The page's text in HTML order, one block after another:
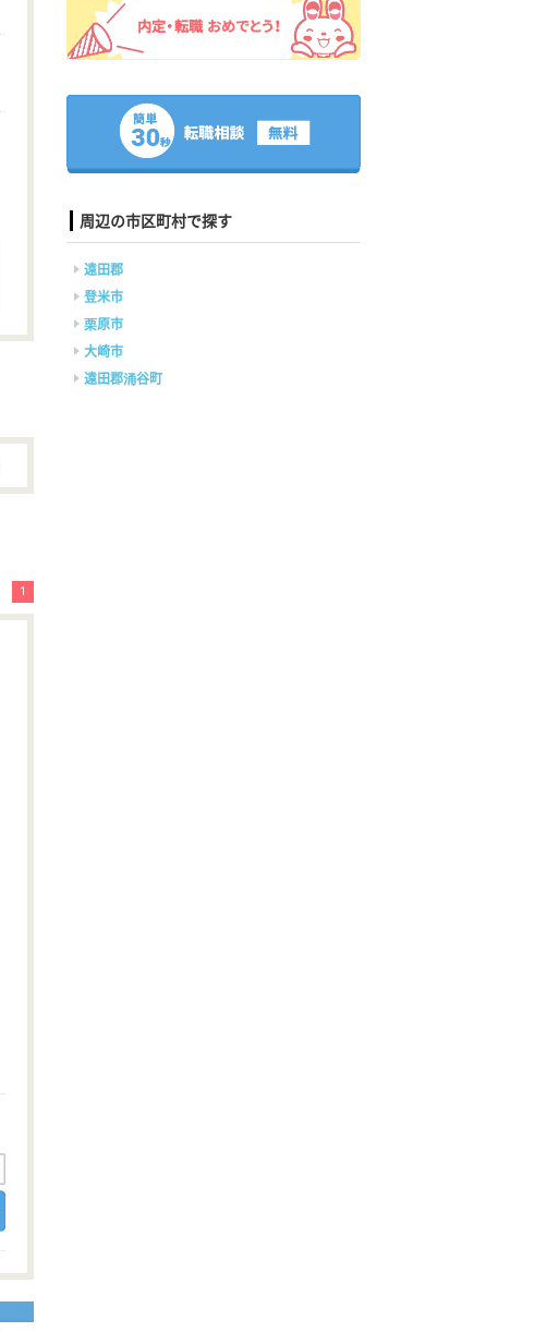
1
周辺の市区町村で探す
遠田郡
登米市
栗原市
大崎市
遠田郡涌谷町